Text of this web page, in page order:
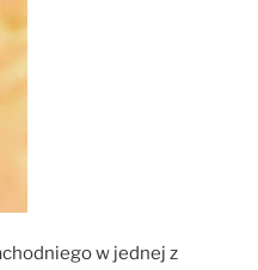
w jednej z